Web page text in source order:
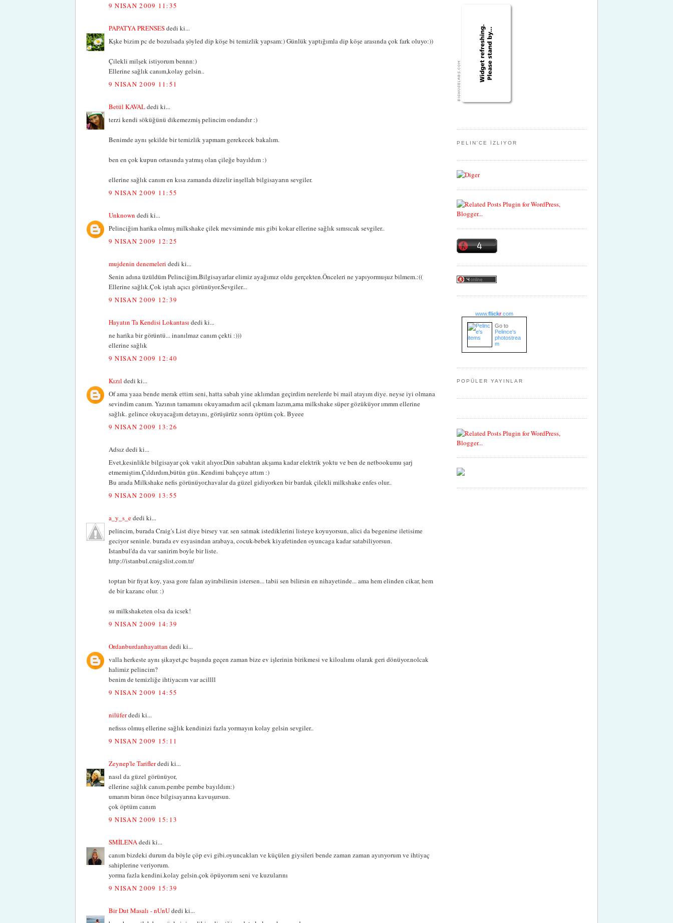
9 NISAN 2009 11:35
PAPATYA PRENSESdedi ki...
Kşke bizim pc de bozulsada şöyled dip köşe bi temizlik yapsam:) Günlük yaptığımla dip köşe arasında çok fark oluyo:))
Çilekli milşek istiyorum bennn:)
Ellerine sağlık canım,kolay gelsin..
9 NISAN 2009 11:51
Betül KAVALdedi ki...
terzi kendi söküğünü dikemezmiş pelincim ondandır :)
Benimde aynı şekilde bir temizlik yapmam gerekecek bakalım.
ben en çok kupun ortasında yatmış olan çileğe bayıldım :)
ellerine sağlık canım en kısa zamanda düzelir inşellah bilgisayarın sevgiler.
9 NISAN 2009 11:55
Unknown dedi ki...
Pelinciğim harika olmuş milkshake çilek mevsiminde mis gibi kokar ellerine sağlık sımsıcak sevgiler..
9 NISAN 2009 12:25
mujdenin denemeleri dedi ki...
Senin adına üzüldüm Pelinciğim.Bilgisayarlar elimiz ayağımız oldu gerçekten.Önceleri ne yapıyormuşuz bilmem.:((
Ellerine sağlık.Çok iştah açıcı görünüyor.Sevgiler...
9 NISAN 2009 12:39
Hayatın Ta Kendisi Lokantası dedi ki...
ne harika bir görüntü... inanılmaz canım çekti :)))
ellerine sağlık
9 NISAN 2009 12:40
Kızıl dedi ki...
Of ama yaaa bende merak ettim seni, hatta sabah yine aklımdan geçirdim nerelerde bi mail atayım diye. neyse iyi olmana
sevindim canım. Yazının tamamını okuyamadım acil çıkmam lazım,ama milkshake süper gözüküyor ımmm ellerine
sağlık. gelince okuyacağım detayını, görüşürüz sonra öptüm çok. Byeee
9 NISAN 2009 13:26
Adsız dedi ki...
Evet,kesinlikle bilgisayar çok vakit alıyor.Dün sabahtan akşama kadar elektrik yoktu ve ben de netbookumu şarj
etmemiştim.Çıldırdım,bütün gün..Kendimi bahçeye attım :)
Bu arada Milkshake nefis görünüyor,havalar da güzel gidiyorken bir bardak çilekli milkshake enfes olur..
9 NISAN 2009 13:55
a_y_s_ededi ki...
pelincim, burada Craig's List diye birsey var. sen satmak istediklerini listeye koyuyorsun, alici da begenirse iletisime
geciyor seninle. burada ev esyasindan arabaya, cocuk-bebek kiyafetinden oyuncaga kadar satabiliyorsun.
Istanbul'da da var sanirim boyle bir liste.
http://istanbul.craigslist.com.tr/
toptan bir fiyat koy, yasa gore falan ayirabilirsin istersen... tabii sen bilirsin en nihayetinde... ama hem elinden cikar, hem
de bir kazanc olur. :)
su milkshaketen olsa da icsek!
9 NISAN 2009 14:39
Ordanburdanhayattan dedi ki...
valla herkeste aynı şikayet,pc başında geçen zaman bize ev işlerinin birikmesi ve kiloalımı olarak geri dönüyor.nolcak
halimiz pelincim?
benim de temizliğe ihtiyacım var acillll
9 NISAN 2009 14:55
nilüferdedi ki...
nefisss olmuş ellerine sağlık kendinizi fazla yormayın kolay gelsin sevgiler..
9 NISAN 2009 15:11
Zeynep'le Tariflerdedi ki...
nasıl da güzel görünüyor,
ellerine sağlık canım.pembe pembe bayıldım:)
umarım biran önce bilgisayarına kavuşursun.
çok öptüm canım
9 NISAN 2009 15:13
SMİLENA dedi ki...
canım bizdeki durum da böyle çöp evi gibi.oyuncakları ve küçülen giysileri bende zaman zaman ayırıyorum ve ihtiyaç
sahiplerine veriyorum.
yorma fazla kendini.kolay gelsin.çok öpüyorum seni ve kuzularını
9 NISAN 2009 15:39
Bir Dut Masalı - nUnUdedi ki...
PELIN'CE İZLIYOR
www.flickr.com
Go to
Pelince's
photostrea
m
POPÜLER YAYINLAR